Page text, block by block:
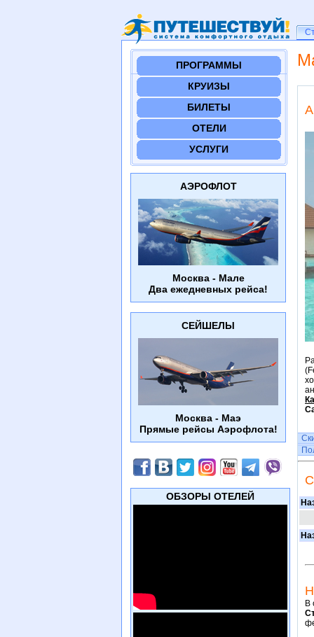
В
ПРОГРАММЫ
КРУИЗЫ
БИЛЕТЫ
ОТЕЛИ
УСЛУГИ
АЭРОФЛОТ
Москва - Мале
Два ежедневных рейса!
СЕЙШЕЛЫ
Москва - Маэ
Прямые рейсы Аэрофлота!
ОБЗОРЫ ОТЕЛЕЙ